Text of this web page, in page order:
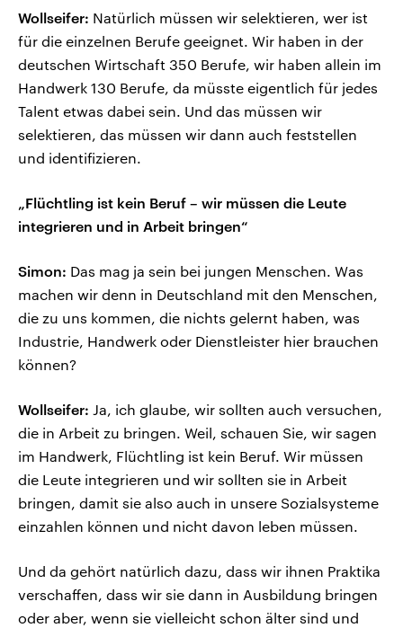
Wollseifer: Natürlich müssen wir selektieren, wer ist
für die einzelnen Berufe geeignet. Wir haben in der
deutschen Wirtschaft 350 Berufe, wir haben allein im
Handwerk 130 Berufe, da müsste eigentlich für jedes
Talent etwas dabei sein. Und das müssen wir
selektieren, das müssen wir dann auch feststellen
und identifizieren.
„Flüchtling ist kein Beruf – wir müssen die Leute
integrieren und in Arbeit bringen“
Simon: Das mag ja sein bei jungen Menschen. Was
machen wir denn in Deutschland mit den Menschen,
die zu uns kommen, die nichts gelernt haben, was
Industrie, Handwerk oder Dienstleister hier brauchen
können?
Wollseifer: Ja, ich glaube, wir sollten auch versuchen,
die in Arbeit zu bringen. Weil, schauen Sie, wir sagen
im Handwerk, Flüchtling ist kein Beruf. Wir müssen
die Leute integrieren und wir sollten sie in Arbeit
bringen, damit sie also auch in unsere Sozialsysteme
einzahlen können und nicht davon leben müssen.
Und da gehört natürlich dazu, dass wir ihnen Praktika
verschaffen, dass wir sie dann in Ausbildung bringen
oder aber, wenn sie vielleicht schon älter sind und